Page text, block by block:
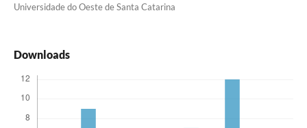
Universidade do Oeste de Santa Catarina
Downloads